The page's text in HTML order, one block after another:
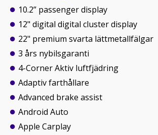
10.2” passenger display
12" digital digital cluster display
22" premium svarta lättmetallfälgar
3 års nybilsgaranti
4-Corner Aktiv luftfjädring
Adaptiv farthållare
Advanced brake assist
Android Auto
Apple Carplay